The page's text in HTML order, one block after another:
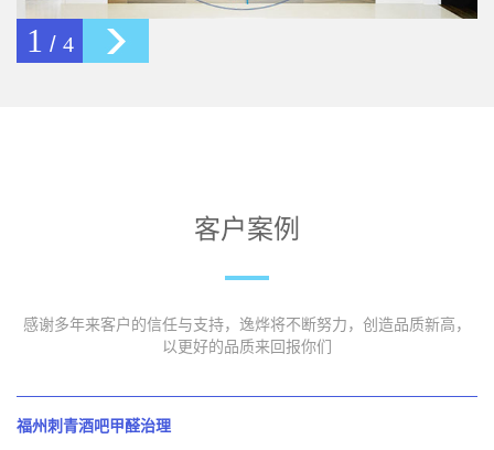
2 / 4
客户案例
感谢多年来客户的信任与支持，逸烨将不断努力，创造品质新高，
以更好的品质来回报你们
福州刺青酒吧甲醛治理